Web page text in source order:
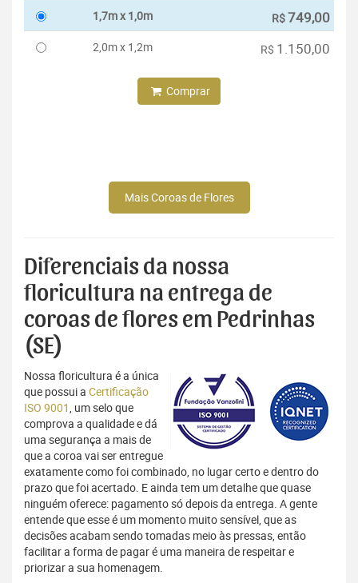
1,7m x 1,0m R$749,00
2,0m x 1,2m R$ 1.150,00
Comprar
Mais Coroas de Flores
Diferenciais da nossa
floricultura na entrega de
coroas de flores em Pedrinhas
(SE)
Nossa floricultura é a única
que possui a Certificação
ISO 9001, um selo que
comprova a qualidade e dá
uma segurança a mais de
que a coroa vai ser entregue
exatamente como foi combinado, no lugar certo e dentro do
prazo que foi acertado. E ainda tem um detalhe que quase
ninguém oferece: pagamento só depois da entrega. A gente
entende que esse é um momento muito sensível, que as
decisões acabam sendo tomadas meio às pressas, então
facilitar a forma de pagar é uma maneira de respeitar e
priorizar a sua homenagem.